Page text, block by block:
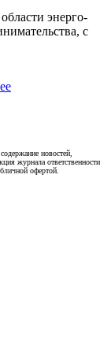
энерго-
с
новостей,
журнала ответственности
офертой.